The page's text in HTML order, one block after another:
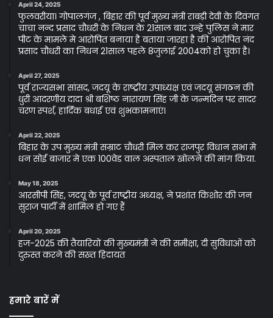
April 24, 2025
फुलवरीया। गोपालगंज , बिहार की पूर्व मुख्य मंत्री राबड़ी देवी के दिवंगत
चाचा नन्द प्रसाद चौधरी के निधन के 21साल बाद उन्हे पुलिस ने मार
पीट के मामले मे आरोपित बनाया है बताया जारहा है की आरोपित नंद
प्रसाद चौधरी का निधन 21साल पहले 8जुलाई 2004को हो चुका है।
April 27, 2025
पूर्व राज्यसभा सांसद, जदयू के राष्ट्रीय उपाध्यक्ष एवं जदयू संगठन की
धुरी आदरणीय दादा श्री बशिष्ठ नारायण सिंह जी के जन्मदिन पर सादर
चरण स्पर्श, हार्दिक बधाई एवं शुभकामनाएं।
April 22, 2025
बिहार के उप मुख्य मंत्री सम्राट चौधरी मिल कर राजपुर विधान सभा मे
धन सोई बाजार मे एक 100वेड वाल अस्पताल खोलने की मांग किया.
May 18, 2025
आरसीपी सिंह, जदयू के पूर्व राष्ट्रीय अध्यक्ष, ने प्रशांत किशोर की जन
सुराज पार्टी में शामिल हो गए हैं
April 20, 2025
हज-2025 की तैयारियों की मुख्यमंत्री ने की समीक्षा, दी सुविधाओं को
दुरुस्त करने की सख्त हिदायत
हमारे बारें में